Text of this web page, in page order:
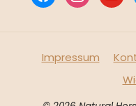
Impressum